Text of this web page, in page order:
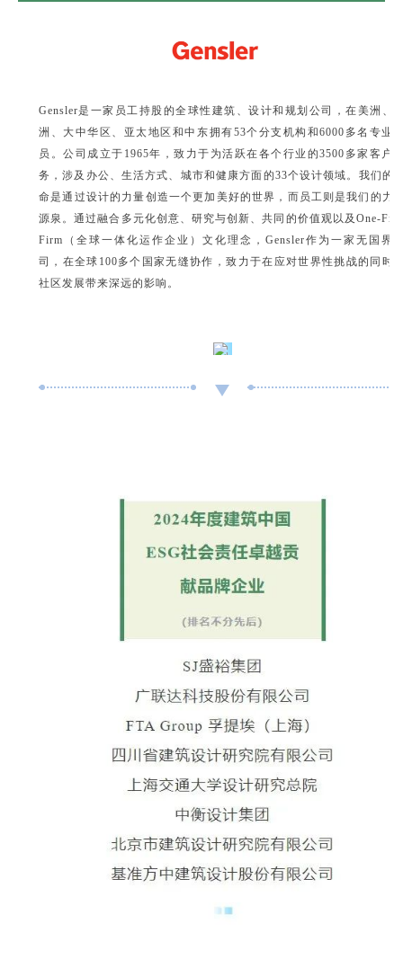
Gensler是一家员工持股的全球性建筑、设计和规划公司，在美洲、
洲、大中华区、亚太地区和中东拥有53个分支机构和6000多名专业
员。公司成立于1965年，致力于为活跃在各个行业的3500多家客户
务，涉及办公、生活方式、城市和健康方面的33个设计领域。我们的
命是通过设计的力量创造一个更加美好的世界，而员工则是我们的力
源泉。通过融合多元化创意、研究与创新、共同的价值观以及One-
Firm（全球一体化运作企业）文化理念，Gensler作为一家无国界
司，在全球100多个国家无缝协作，致力于在应对世界性挑战的同时
社区发展带来深远的影响。